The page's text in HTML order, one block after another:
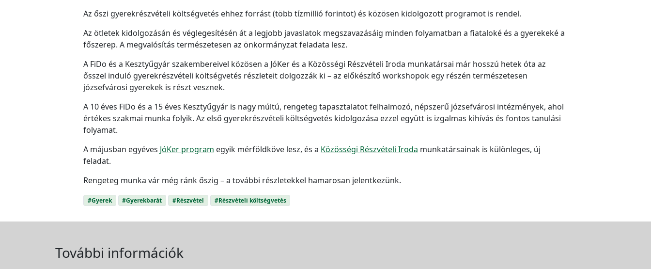
Az őszi gyerekrészvételi költségvetés ehhez forrást (több tízmillió forintot) és közösen kidolgozott programot is rendel.
Az ötletek kidolgozásán és véglegesítésén át a legjobb javaslatok megszavazásáig minden folyamatban a fiataloké és a gyerekeké a
főszerep. A megvalósítás természetesen az önkormányzat feladata lesz.
A FiDo és a Kesztyűgyár szakembereivel közösen a JóKer és a Közösségi Részvételi Iroda munkatársai már hosszú hetek óta az
ősszel induló gyerekrészvételi költségvetés részleteit dolgozzák ki – az előkészítő workshopok egy részén természetesen
józsefvárosi gyerekek is részt vesznek.
A 10 éves FiDo és a 15 éves Kesztyűgyár is nagy múltú, rengeteg tapasztalatot felhalmozó, népszerű józsefvárosi intézmények, ahol
értékes szakmai munka folyik. Az első gyerekrészvételi költségvetés kidolgozása ezzel együtt is izgalmas kihívás és fontos tanulási
folyamat.
A májusban egyéves JóKer program egyik mérföldköve lesz, és a Közösségi Részvételi Iroda munkatársainak is különleges, új
feladat.
Rengeteg munka vár még ránk őszig – a további részletekkel hamarosan jelentkezünk.
#Gyerek #Gyerekbarát #Részvétel #Részvételi költségvetés
További információk